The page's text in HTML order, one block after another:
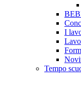
I
Tempo